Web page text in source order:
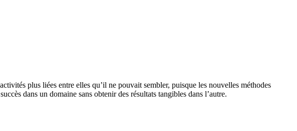
plus liées entre elles qu’il ne pouvait sembler, puisque les nouvelles méthodes
dans un domaine sans obtenir des résultats tangibles dans l’autre.